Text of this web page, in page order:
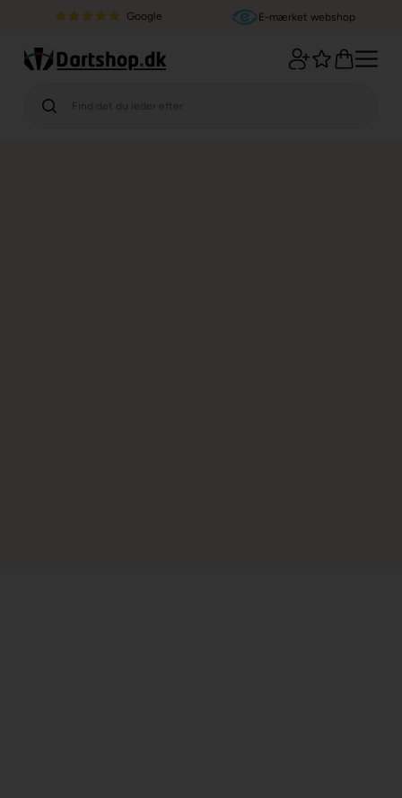
Google E-mærket webshop